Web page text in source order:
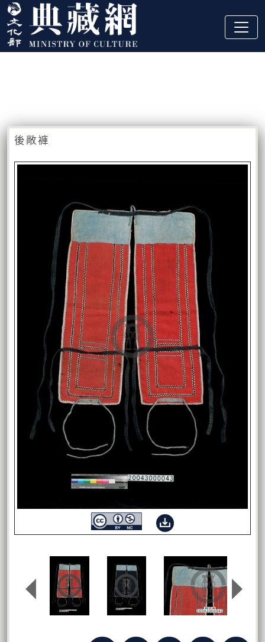
跳到主要內容
:::
後敞褲